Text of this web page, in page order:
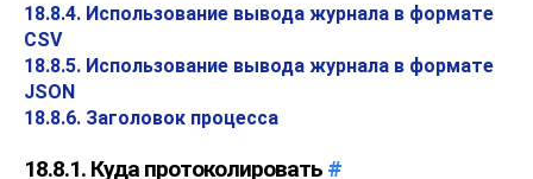
18.8.4. Использование вывода журнала в формате
CSV
18.8.5. Использование вывода журнала в формате
JSON
18.8.6. Заголовок процесса
18.8.1. Куда протоколировать #